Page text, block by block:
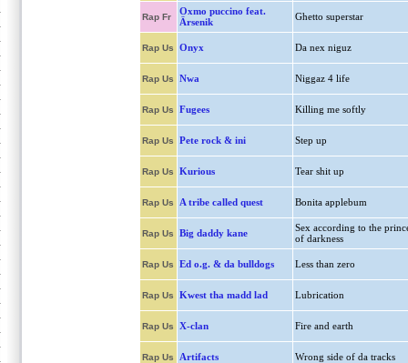
Rap Fr
Oxmo puccino feat.
Ärsenik
Ghetto superstar
Rap Us Onyx Da nex niguz
Rap Us Nwa Niggaz 4 life
Rap Us Fugees Killing me softly
Rap Us Pete rock & ini Step up
Rap Us Kurious Tear shit up
Rap Us A tribe called quest Bonita applebum
Rap Us Big daddy kane
Sex according to the
of darkness
Rap Us Ed o.g. & da bulldogs Less than zero
Rap Us Kwest tha madd lad Lubrication
Rap Us X-clan Fire and earth
Rap Us Artifacts Wrong side of da tracks